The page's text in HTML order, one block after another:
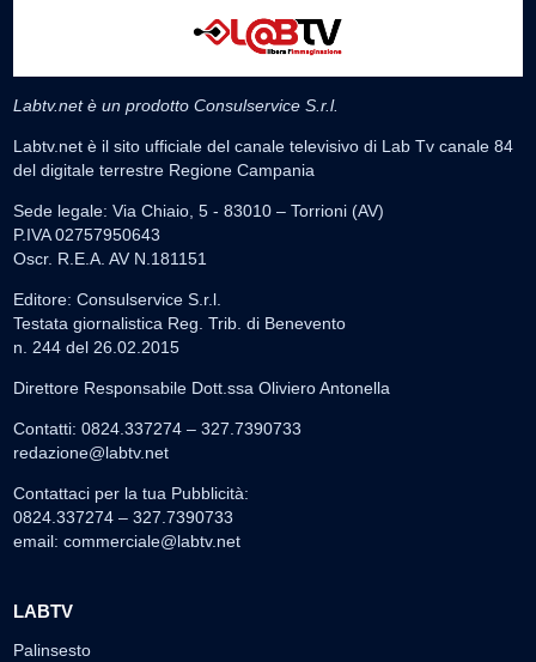
Labtv.net è un prodotto Consulservice S.r.l.
Labtv.net è il sito ufficiale del canale televisivo di Lab Tv canale 84
del digitale terrestre Regione Campania
Sede legale: Via Chiaio, 5 - 83010 – Torrioni (AV)
P.IVA 02757950643
Oscr. R.E.A. AV N.181151
Editore: Consulservice S.r.l.
Testata giornalistica Reg. Trib. di Benevento
n. 244 del 26.02.2015
Direttore Responsabile Dott.ssa Oliviero Antonella
Contatti: 0824.337274 – 327.7390733
redazione@labtv.net
Contattaci per la tua Pubblicità:
0824.337274 – 327.7390733
email: commerciale@labtv.net
LABTV
Palinsesto